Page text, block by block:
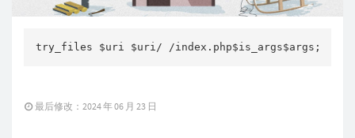
try_files $uri $uri/ /index.php$is_args$args;
最后修改：2024 年 06 月 23 日